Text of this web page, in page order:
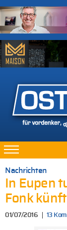
Nachrichten
In Eupen
Fonk
01/07/2016 13